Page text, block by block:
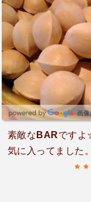
画
素敵なBARですよ
気に入ってました。